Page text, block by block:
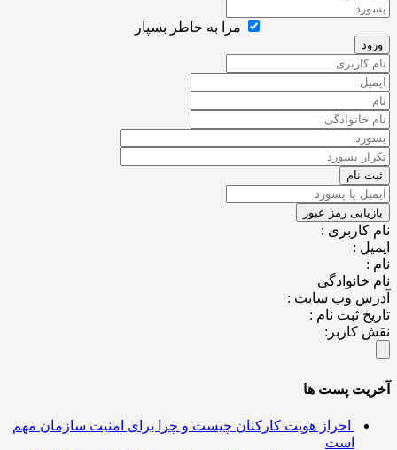
مرا به خاطر بسپار
:
:
وب سایت :
ثبت نام :
کاربر:
پست ها
احراز هویت کارکنان چیست و چرا برای امنیت سازمان مهم